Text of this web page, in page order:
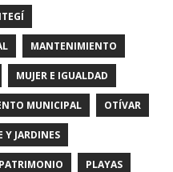
MANTENIMIENTO
MUJER E IGUALDAD
MUNICIPAL OTÍVAR
Y JARDINES
PATRIMONIO PLAYAS